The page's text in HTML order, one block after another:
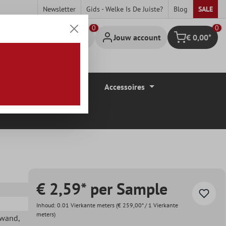
Newsletter Gids - Welke Is De Juiste? Blog SALE
Jouw account Winkelmandje
0
€ 0,00*
Accessoires
,
€ 2,59* per Sample
Inhoud: 0.01 Vierkante meters (€ 259,00* / 1 Vierkante
meters)